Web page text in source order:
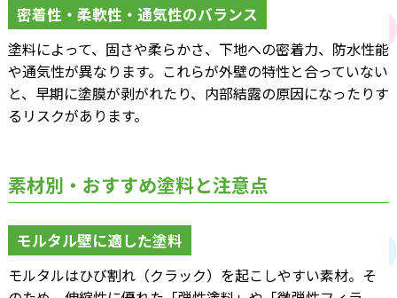
密着性・柔軟性・通気性のバランス
塗料によって、固さや柔らかさ、下地への密着力、防水性能
や通気性が異なります。これらが外壁の特性と合っていない
と、早期に塗膜が剥がれたり、内部結露の原因になったりす
るリスクがあります。
素材別・おすすめ塗料と注意点
モルタル壁に適した塗料
モルタルはひび割れ（クラック）を起こしやすい素材。そ